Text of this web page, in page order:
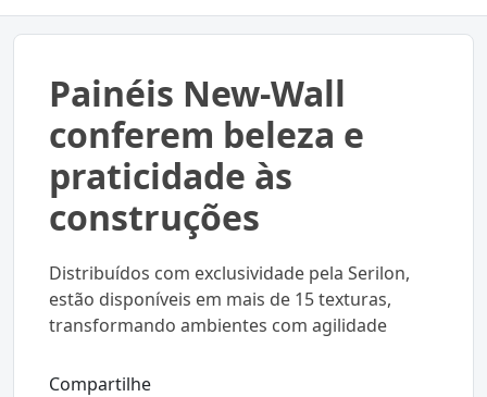
Painéis New-Wall
conferem beleza e
praticidade às
construções
Distribuídos com exclusividade pela Serilon,
estão disponíveis em mais de 15 texturas,
transformando ambientes com agilidade
Compartilhe